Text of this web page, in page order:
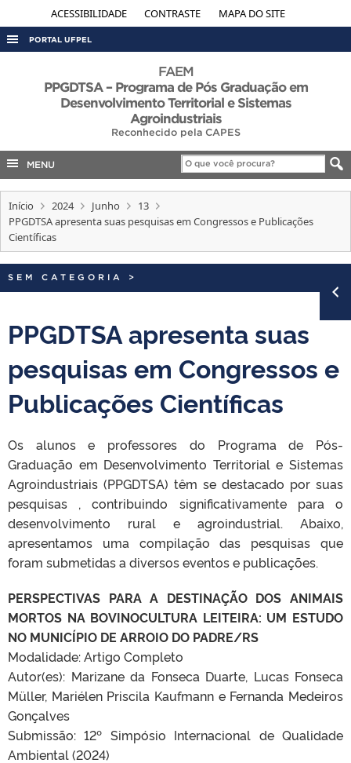
ACESSIBILIDADE CONTRASTE MAPA DO SITE
PORTAL UFPEL
AUDITORIA
OUVIDORIA
PORTARIAS
TELEFONES
FAEM
PPGDTSA – Programa de Pós Graduação em
Desenvolvimento Territorial e Sistemas
Agroindustriais
Reconhecido pela CAPES
MENU
Início 2024 Junho
13
PPGDTSA apresenta suas pesquisas em Congressos e Publicações
Científicas
SEM CATEGORIA >
PPGDTSA apresenta suas
pesquisas em Congressos e
Publicações Científicas
Os alunos e professores do Programa de Pós-
Graduação em Desenvolvimento Territorial e Sistemas
Agroindustriais (PPGDTSA) têm se destacado por suas
pesquisas , contribuindo significativamente para o
desenvolvimento rural e agroindustrial. Abaixo,
apresentamos uma compilação das pesquisas que
foram submetidas a diversos eventos e publicações.
PERSPECTIVAS PARA A DESTINAÇÃO DOS ANIMAIS
MORTOS NA BOVINOCULTURA LEITEIRA: UM ESTUDO
NO MUNICÍPIO DE ARROIO DO PADRE/RS
Modalidade: Artigo Completo
Autor(es): Marizane da Fonseca Duarte, Lucas Fonseca
Müller, Mariélen Priscila Kaufmann e Fernanda Medeiros
Gonçalves
Submissão: 12º Simpósio Internacional de Qualidade
Ambiental (2024)